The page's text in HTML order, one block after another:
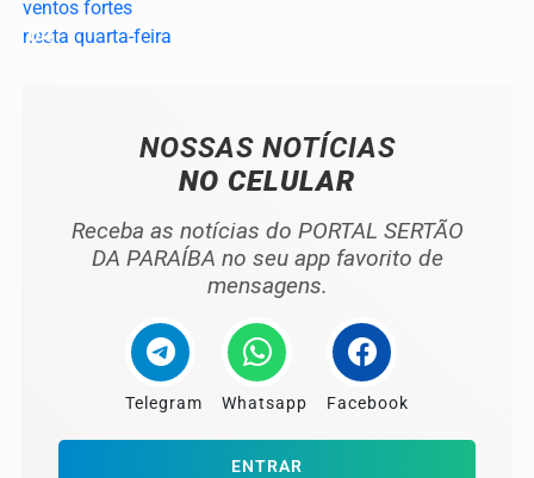
04
NOSSAS NOTÍCIAS
NO CELULAR
Receba as notícias do PORTAL SERTÃO
DA PARAÍBA no seu app favorito de
mensagens.
Telegram Whatsapp Facebook
ENTRAR